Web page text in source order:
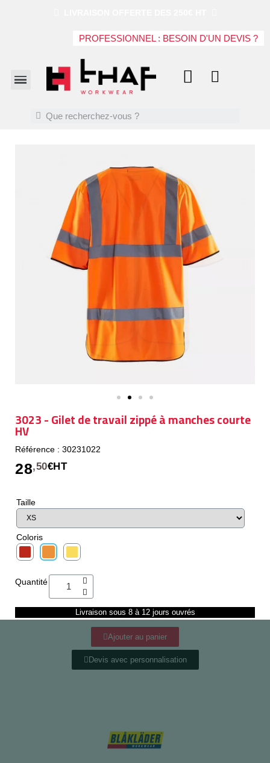
PROFESSIONNEL : BESOIN D'UN DEVIS ?
3023 - Gilet de travail zippé à manches courte
HV
Référence : 30231022
28,50€HT
Taille
Coloris
Quantité
Livraison sous 8 à 12 jours ouvrés
Ajouter au panier
Devis avec personnalisation